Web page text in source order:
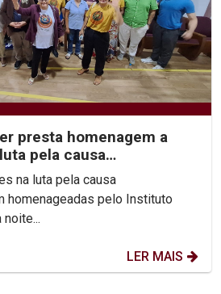
presta homenagem a
pela causa
na luta pela causa
homenageadas pelo Instituto
noite...
LER MAIS